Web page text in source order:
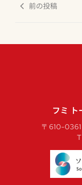
前の投稿
フミ ト
〒610-